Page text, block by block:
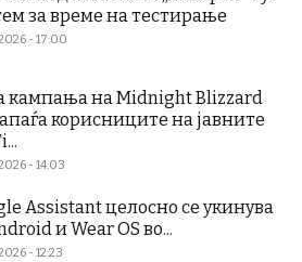
за време на тестирање
- 17:00
кампања на Midnight Blizzard
корисниците на јавните
- 14:03
Assistant целосно се укинува
и Wear OS во...
- 12:23